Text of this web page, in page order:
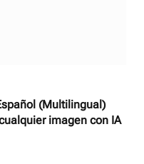
(Multilingual)
imagen con IA